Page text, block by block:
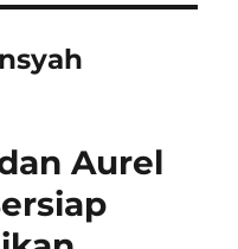
Aurel